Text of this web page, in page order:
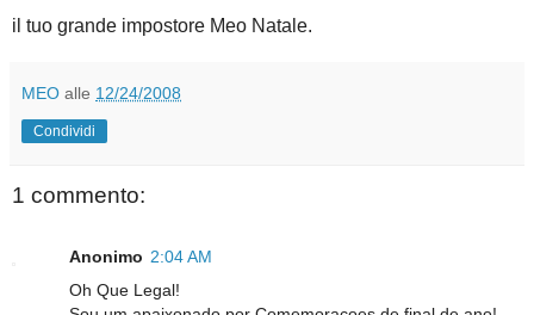
il tuo grande impostore Meo Natale.
MEO alle 12/24/2008
Condividi
1 commento:
Anonimo 2:04 AM
Oh Que Legal!